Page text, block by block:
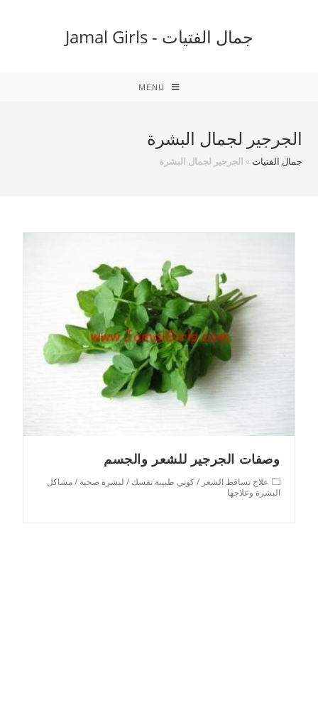
جمال الفتيات - Jamal Girls
MENU
الجرجير لجمال البشرة
جمال الفتيات» الجرجير لجمال البشرة
وصفات الجرجير للشعر والجسم
Post
category:
علاج تساقط الشعر / كوني طبيبة نفسك / لبشرة صحية / مشاكل
البشرة وعلاجها